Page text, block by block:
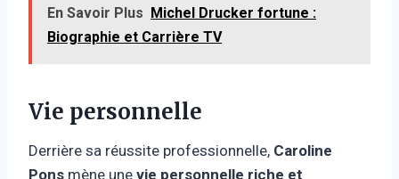
En Savoir Plus Michel Drucker fortune :
Biographie et Carrière TV
Vie personnelle
Derrière sa réussite professionnelle, Caroline
Pons mène une vie personnelle riche et